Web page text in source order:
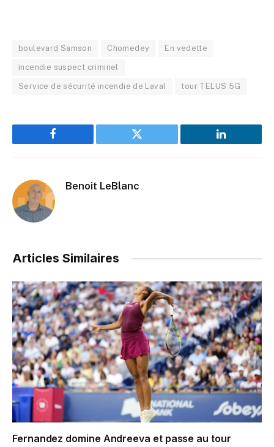
boulevard Samson Chomedey En vedette
incendie suspect criminel
Service de sécurité incendie de Laval tour TELUS 5G
Facebook Twitter LinkedIn
Benoit LeBlanc
Articles Similaires
Fernandez domine Andreeva et passe au tour